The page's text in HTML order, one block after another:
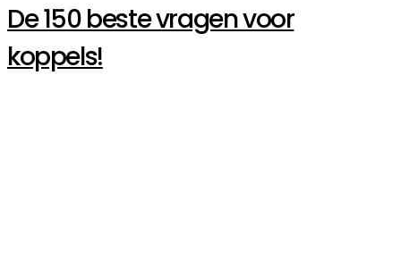
De 150 beste vragen voor
koppels!